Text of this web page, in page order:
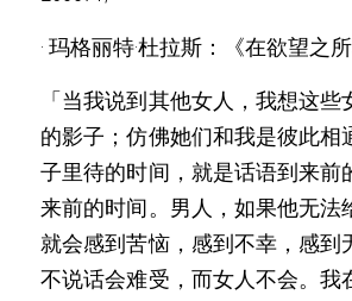
· 玛格丽特·杜拉斯：《在欲望之所
「当我说到其他女人，我想这
的影子；仿佛她们和我是彼此相
子里待的时间，就是话语到来前
来前的时间。男人，如果他无法
就会感到苦恼，感到不幸，感到
不说话会难受，而女人不会。我